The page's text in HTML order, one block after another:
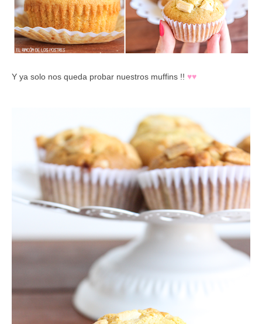
Y ya solo nos queda probar nuestros muffins !! ♥♥